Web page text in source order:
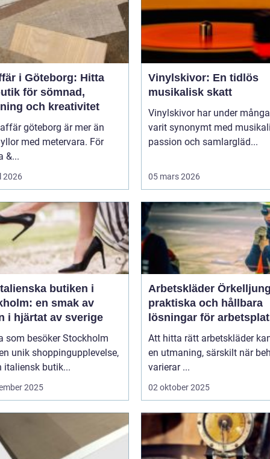
i Göteborg: Hitta
för sömnad,
och kreativitet
göteborg är mer än
med metervara. För
&...
2026
Vinylskivor: En tidlös
musikalisk skatt
Vinylskivor har under
varit synonymt med
passion och samlargläd...
05 mars 2026
butiken i
en smak av
i hjärtat av sverige
som besöker Stockholm
unik shoppingupplevelse,
italiensk butik...
2025
Arbetskläder
praktiska och hållbara
lösningar för
Att hitta rätt arbetskläder
en utmaning, särskilt när
varierar ...
02 oktober 2025